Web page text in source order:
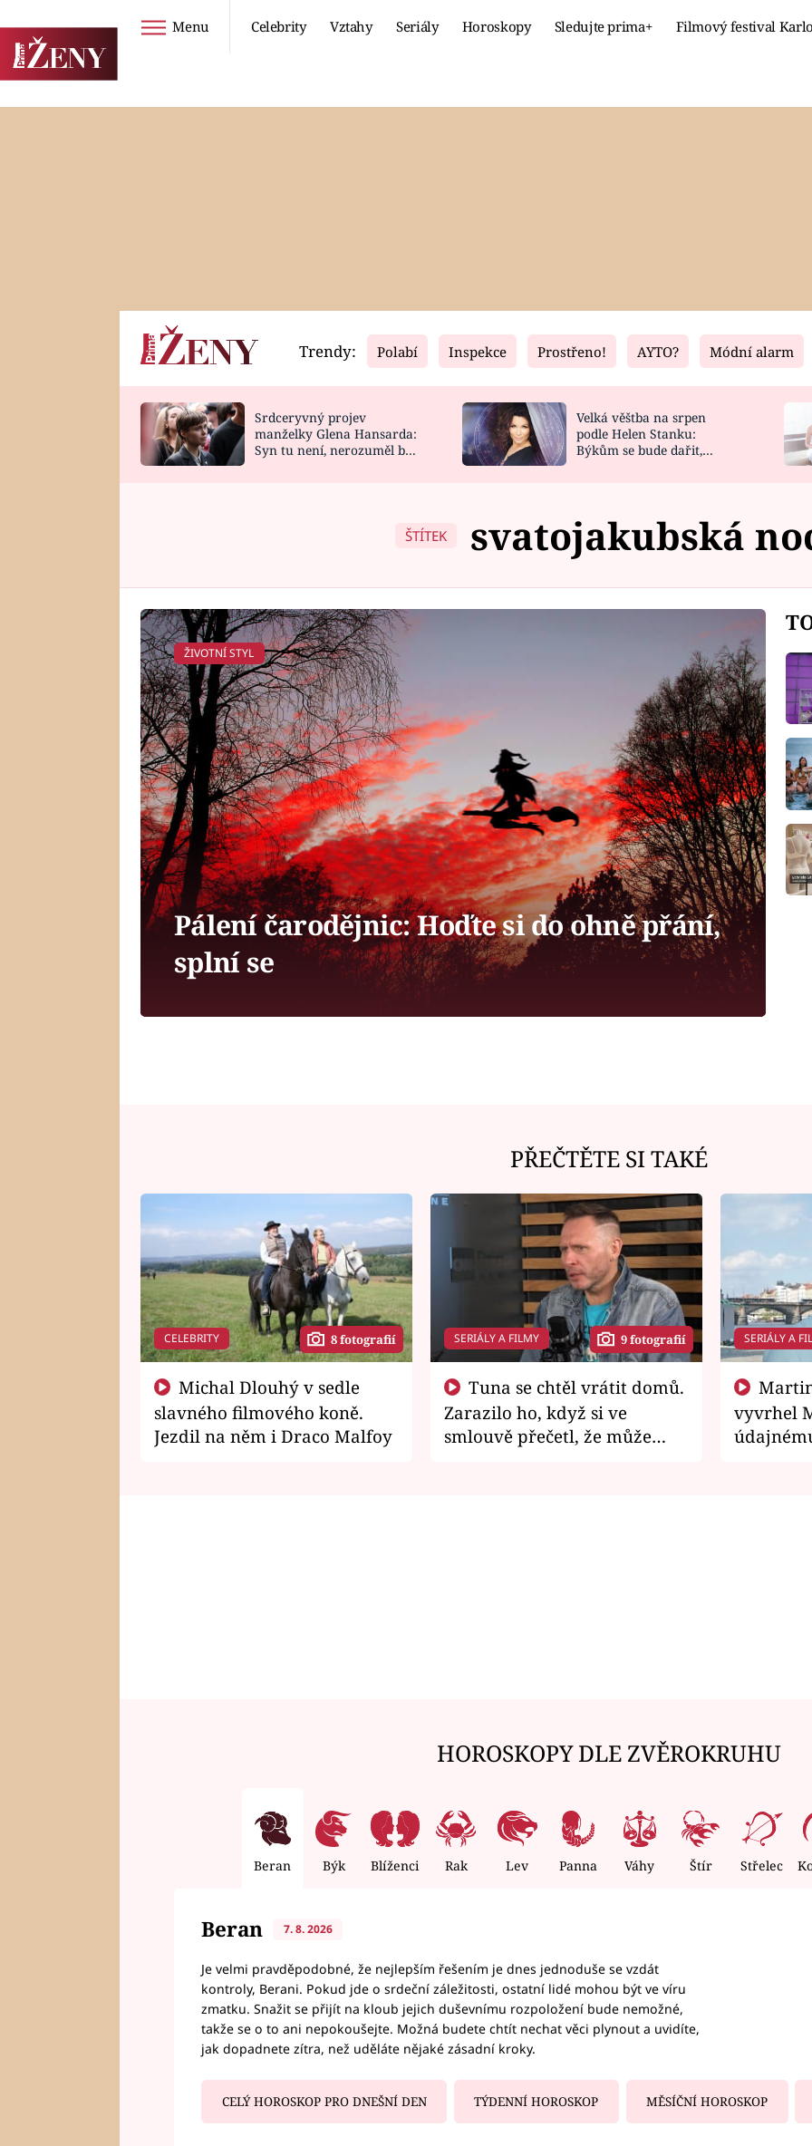
Menu Celebrity Vztahy Seriály Horoskopy Sledujte prima+ Filmový festival
Horoskopy
HOROSKOP NA
Video
CELEBRITY
VAŘENÍ
Fresh
NOVINKY
VIDEORECEPTY
Living
DESIGN
Trendy: Polabí Inspekce Prostřeno! AYTO? Módní alarm
Srdceryvný projev
manželky Glena Hansarda:
Syn tu není, nerozuměl by
Velká věštba na srpen
podle Helen Stanku:
Býkům se bude dařit,
ŠTÍTEK svatojakubská
ŽIVOTNÍ STYL
Pálení čarodějnic: Hoďte si do ohně přání,
splní se
PŘEČTĚTE SI TAKÉ
CELEBRITY 8 fotografií
slavného filmového koně.
Jezdil na něm i Draco Malfoy
SERIÁLY A FILMY 9 fotografií
Zarazilo ho, když si ve
smlouvě přečetl, že může
SERIÁLY A
vyvrhel
HOROSKOPY DLE ZVĚROKRUHU
Beran Býk Blíženci Rak Lev Panna Váhy Štír Střelec
Beran 7. 8. 2026
Je velmi pravděpodobné, že nejlepším řešením je dnes jednoduše se vzdát
kontroly, Berani. Pokud jde o srdeční záležitosti, ostatní lidé mohou být ve víru
zmatku. Snažit se přijít na kloub jejich duševnímu rozpoložení bude nemožné,
takže se o to ani nepokoušejte. Možná budete chtít nechat věci plynout a uvidíte,
jak dopadnete zítra, než uděláte nějaké zásadní kroky.
CELÝ HOROSKOP PRO DNEŠNÍ DEN TÝDENNÍ HOROSKOP MĚSÍČNÍ HOROSKOP